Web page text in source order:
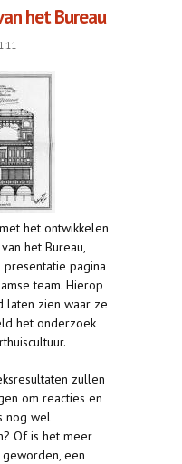
het Bureau
het ontwikkelen
het Bureau,
pagina
team. Hierop
laten zien waar ze
het onderzoek
zullen
om reacties en
nog wel
Of is het meer
een